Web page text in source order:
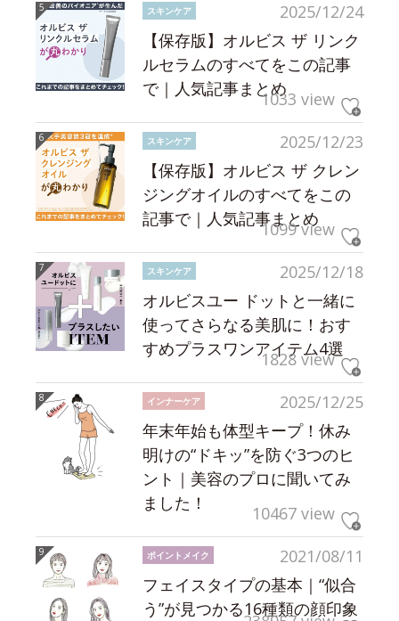
2025/12/24
スキンケア
【保存版】オルビス ザ リンク
ルセラムのすべてをこの記事
で｜人気記事まとめ1033 view
2025/12/23
スキンケア
【保存版】オルビス ザ クレン
ジングオイルのすべてをこの
記事で｜人気記事まとめ
1099 view
2025/12/18
スキンケア
オルビスユー ドットと一緒に
使ってさらなる美肌に！おす
すめプラスワンアイテム4選
1828 view
2025/12/25
インナーケア
年末年始も体型キープ！休み
明けの“ドキッ”を防ぐ3つのヒ
ント｜美容のプロに聞いてみ
ました！
10467 view
2021/08/11
ポイントメイク
フェイスタイプの基本｜“似合
う”が見つかる16種類の顔印象